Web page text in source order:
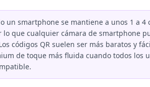
un smartphone se mantiene a unos 1 a 4
que cualquier cámara de smartphone
códigos QR suelen ser más baratos y
de toque más fluida cuando todos los